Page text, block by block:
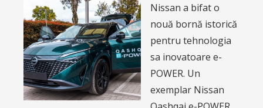
Nissan a bifat o
nouă bornă istorică
pentru tehnologia
sa inovatoare e-
POWER. Un
exemplar Nissan